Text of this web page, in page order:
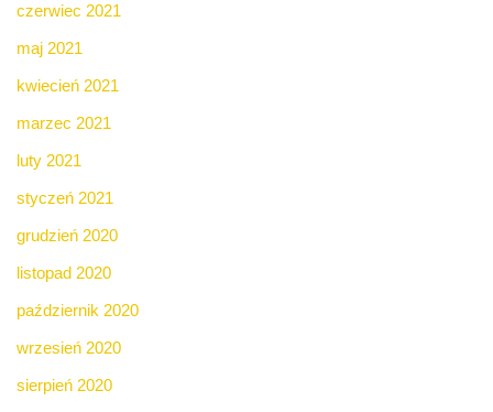
czerwiec 2021
maj 2021
kwiecień 2021
marzec 2021
luty 2021
styczeń 2021
grudzień 2020
listopad 2020
październik 2020
wrzesień 2020
sierpień 2020